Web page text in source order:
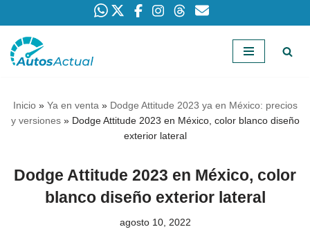
Saltar
Inicio» Ya en venta » Dodge Attitude 2023 ya en México: precios
y versiones» Dodge Attitude 2023 en México, color blanco diseño
exterior lateral
Dodge Attitude 2023 en México, color
blanco diseño exterior lateral
agosto 10, 2022